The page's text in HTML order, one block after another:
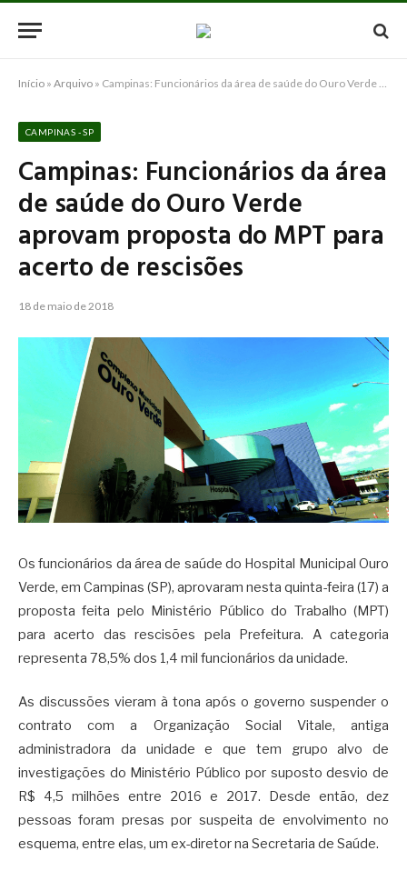
Início » Arquivo » Campinas: Funcionários da área de saúde do Ouro Verde aprovam proposta do MPT para acerto de rescisões
CAMPINAS - SP
Campinas: Funcionários da área
de saúde do Ouro Verde
aprovam proposta do MPT para
acerto de rescisões
18 de maio de 2018
Os funcionários da área de saúde do Hospital Municipal Ouro
Verde, em Campinas (SP), aprovaram nesta quinta-feira (17) a
proposta feita pelo Ministério Público do Trabalho (MPT)
para acerto das rescisões pela Prefeitura. A categoria
representa 78,5% dos 1,4 mil funcionários da unidade.
As discussões vieram à tona após o governo suspender o
contrato com a Organização Social Vitale, antiga
administradora da unidade e que tem grupo alvo de
investigações do Ministério Público por suposto desvio de
R$ 4,5 milhões entre 2016 e 2017. Desde então, dez
pessoas foram presas por suspeita de envolvimento no
esquema, entre elas, um ex-diretor na Secretaria de Saúde.